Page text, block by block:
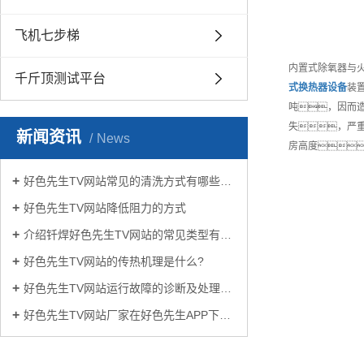
飞机七步梯
千斤顶测试平台
新闻资讯 News
好色先生TV网站常见的清洗方式有哪些？
好色先生TV网站降低阻力的方式
介绍钎焊好色先生TV网站的常见类型有哪些
好色先生TV网站的传热机理是什么?
好色先生TV网站运行故障的诊断及处理方法
好色先生TV网站厂家在好色先生APP下载苹果手机安装生活中有哪些作用？
内置式除氧器
式换热器设备装
吨，因而造
失，严
房高度